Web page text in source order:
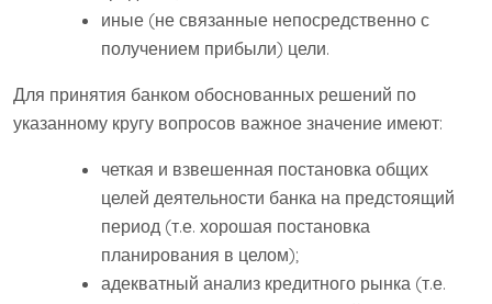
иные (не связанные непосредственно с
получением прибыли) цели.
Для принятия банком обоснованных решений по
указанному кругу вопросов важное значение имеют:
четкая и взвешенная постановка общих
целей деятельности банка на предстоящий
период (т.е. хорошая постановка
планирования в целом);
адекватный анализ кредитного рынка (т.е.